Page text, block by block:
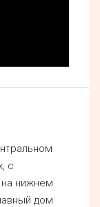
с
нижнем
дом